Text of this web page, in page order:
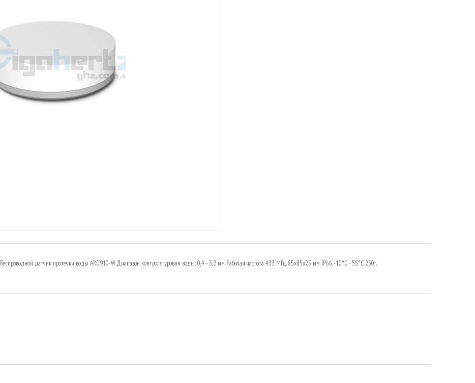
Беспроводной датчик протечки воды ARD910-W. Диапазон контроля уровня воды: 0,4 - 3,2 мм. Рабочая частота 433 МГц. 85x85х29 мм. IP66. -10°С - 55°С. 250г.